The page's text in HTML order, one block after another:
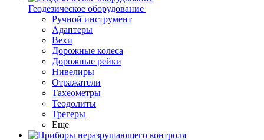
Геодезическое оборудование
Ручной инструмент
Адаптеры
Вехи
Дорожные колеса
Дорожные рейки
Нивелиры
Отражатели
Тахеометры
Теодолиты
Трегеры
Еще